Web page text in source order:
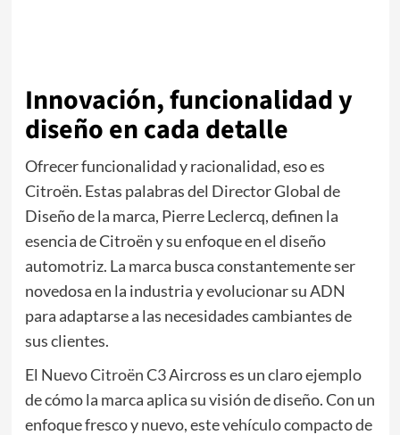
Innovación, funcionalidad y
diseño en cada detalle
Ofrecer funcionalidad y racionalidad, eso es
Citroën. Estas palabras del Director Global de
Diseño de la marca, Pierre Leclercq, definen la
esencia de Citroën y su enfoque en el diseño
automotriz. La marca busca constantemente ser
novedosa en la industria y evolucionar su ADN
para adaptarse a las necesidades cambiantes de
sus clientes.
El NuevoCitroën C3Aircross es un claro ejemplo
de cómo la marca aplica su visión de diseño. Con un
enfoque fresco y nuevo, este vehículo compacto de